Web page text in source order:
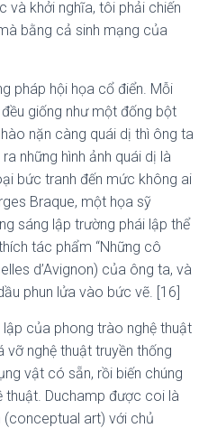
khởi nghĩa, tôi phải chiến
bằng cả sinh mạng của
pháp hội họa cổ điển. Mỗi
giống như một đống bột
nặn càng quái dị thì ông ta
những hình ảnh quái dị là
bức tranh đến mức không ai
Braque, một họa sỹ
sáng lập trường phái lập thể
tác phẩm “Những cô
d’Avignon) của ông ta, và
phun lửa vào bức vẽ. [16]
của phong trào nghệ thuật
nghệ thuật truyền thống
vật có sẵn, rồi biến chúng
thuật. Duchamp được coi là
(conceptual art) với chủ